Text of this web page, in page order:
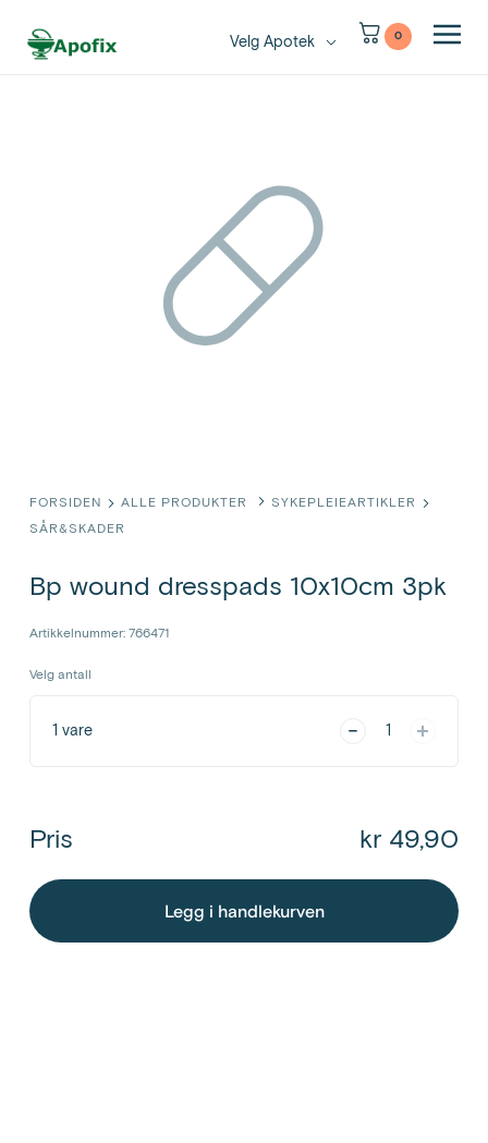
Velg Apotek 0
FORSIDEN ALLE PRODUKTER
SYKEPLEIEARTIKLER
SÅR&SKADER
Bp wound dresspads 10x10cm 3pk
Artikkelnummer: 766471
Velg antall
vare
Pris kr 49,90
Legg i handlekurven